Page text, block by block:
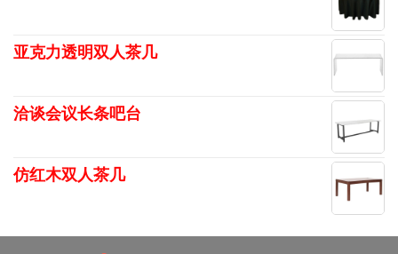
亚克力透明双人茶几
洽谈会议长条吧台
仿红木双人茶几